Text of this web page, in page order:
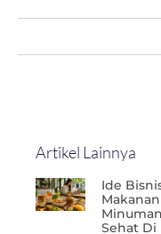
Artikel Lainnya
Ide
Makanan
Minuman
Sehat Di